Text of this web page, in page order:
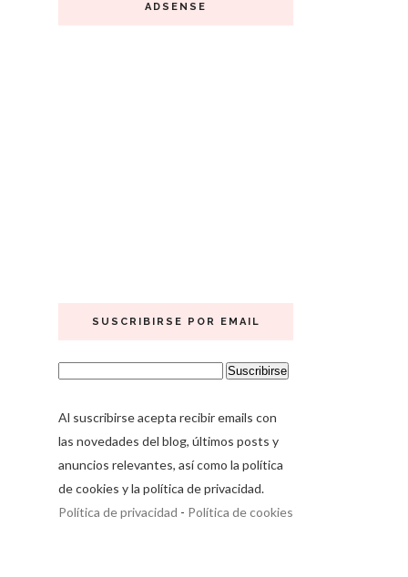
ADSENSE
SUSCRIBIRSE POR EMAIL
Al suscribirse acepta recibir emails con
las novedades del blog, últimos posts y
anuncios relevantes, así como la política
de cookies y la política de privacidad.
Política de privacidad - Política de cookies